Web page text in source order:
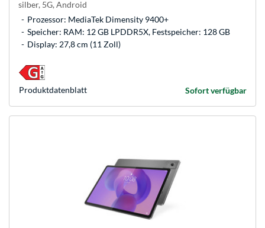
silber, 5G, Android
Prozessor: MediaTek Dimensity 9400+
Speicher: RAM: 12 GB LPDDR5X, Festspeicher: 128 GB
Display: 27,8 cm (11 Zoll)
Sofort verfügbar
Produkt­datenblatt